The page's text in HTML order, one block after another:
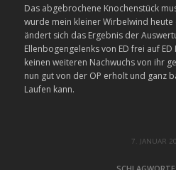
Das abgebrochene Knochenstück
wurde mein kleiner Wirbelwind
ändert sich das Ergebnis der
Ellenbogengelenks von ED frei auf
keinen weiteren Nachwuchs von ihr
nun gut von der OP erholt und ganz
Laufen kann.
7. JANUAR